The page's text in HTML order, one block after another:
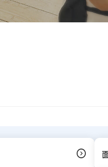
expand_circle_right